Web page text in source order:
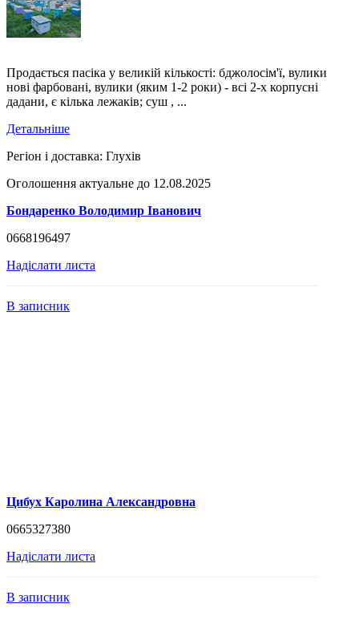
Продається пасіка у великій кількості: бджолосім'ї, вулики
нові фарбовані, вулики (яким 1-2 роки) - всі 2-х корпусні
дадани, є кілька лежаків; суш , ...
Детальніше
Регіон і доставка: Глухів
Оголошення актуальне до 12.08.2025
Бондаренко Володимир Іванович
0668196497
Надіслати листа
В записник
Цибух Каролина Александровна
0665327380
Надіслати листа
В записник